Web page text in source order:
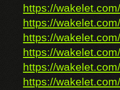
https://
https://
https://
https://
https://
https://